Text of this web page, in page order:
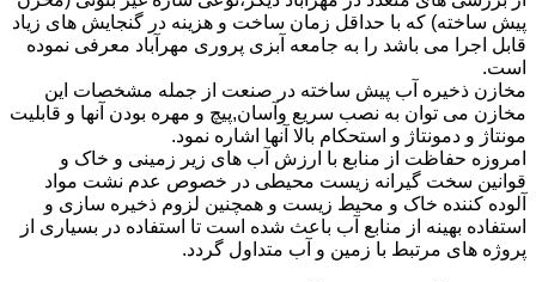
پیش ساخته) که با حداقل زمان ساخت و هزینه در گنجایش های زیاد
قابل اجرا می باشد را به جامعه آبزی پروری مهرآباد معرفی نموده
است.
مخازن ذخیره آب پیش ساخته در صنعت از جمله مشخصات این
مخازن می توان به نصب سریع وآسان,پیچ و مهره بودن آنها و قابلیت
مونتاژ و دمونتاژ و استحکام بالا آنها اشاره نمود.
امروزه حفاظت از منابع با ارزش آب های زیر زمینی و خاک و
قوانین سخت گیرانه زیست محیطی در خصوص عدم نشت مواد
آلوده کننده خاک و محیط زیست و همچنین لزوم ذخیره سازی و
استفاده بهینه از منابع آب باعث شده است تا استفاده در بسیاری از
پروژه های مرتبط با زمین و آب متداول گردد.